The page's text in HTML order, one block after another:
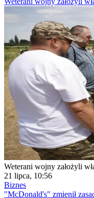
Weterani wojny założyli
21 lipca, 10:56
Biznes
"McDonald's" zmienił